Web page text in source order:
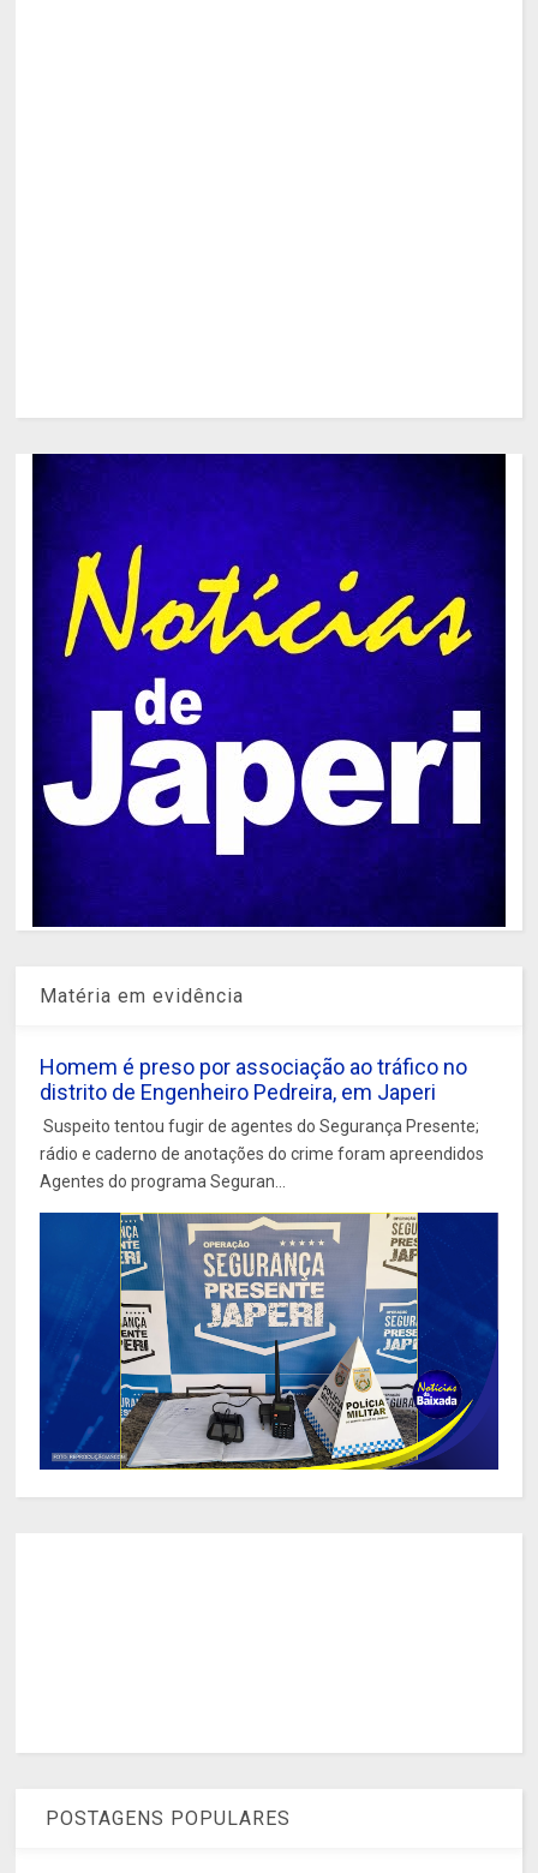
Matéria em evidência
Homem é preso por associação ao tráfico no
distrito de Engenheiro Pedreira, em Japeri
Suspeito tentou fugir de agentes do Segurança Presente;
rádio e caderno de anotações do crime foram apreendidos
Agentes do programa Seguran...
POSTAGENS POPULARES